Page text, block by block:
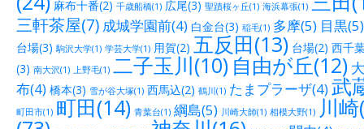
麻布十番(2) 千歳船橋(1) 広尾(3) 聖蹟桜ヶ丘(1) 海浜幕張(1)
三軒茶屋(7) 成城学園前(4) 白金台(3) 稲毛(1) 多摩(5) 目黒(5)
台場(3) 駒沢大学(1) 学芸大学(1) 用賀(2) 五反田(13) 台場(2) 西千
(3) 南大沢(1) 上野毛(1) 二子玉川(10) 自由が丘(12)
布(4) 橋本(3) 雪が谷大塚(1) 西馬込(2) 鶴川(1) たまプラーザ(4)武
町田市(1) 町田(14) 青葉台(1) 綱島(5) 川崎大師(1) 相模大野(1) 川